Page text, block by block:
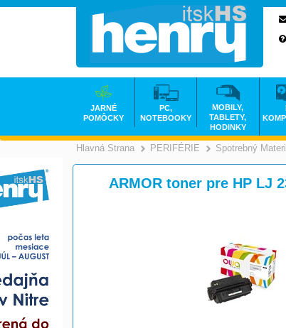
Hlavná Strana >
PERIFÉRIE Spotrebný
ARMOR toner pre HP LJ
JARNÉ
POMÔCKY
PC,
NOTEBOOKY
MOBILY,
TABLETY,
HODINKY